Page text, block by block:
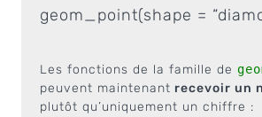
geom_point(shape =
Les fonctions de la famille de
peuvent maintenant recevoir un
plutôt qu’uniquement un chiffre :